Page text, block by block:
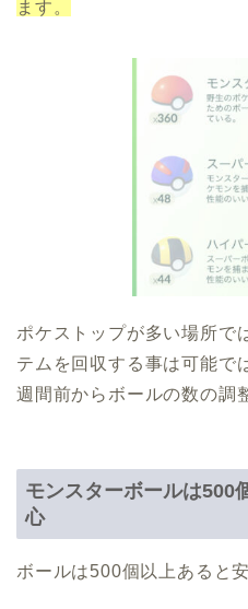
ます。
ポケストップが多い場所で
テムを回収する事は可能で
週間前からボールの数の調
モンスターボールは500
心
ボールは500個以上あると